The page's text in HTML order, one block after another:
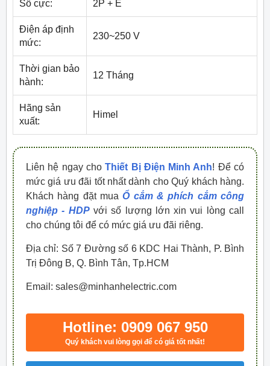
Số cực: 2P + E
Điện áp định
mức:
230~250 V
Thời gian bảo
hành:
12 Tháng
Hãng sản
xuất:
Himel
Liên hệ ngay choThiết Bị Điện Minh Anh! Để có
mức giá ưu đãi tốt nhất dành cho Quý khách hàng.
Khách hàng đặt muaỔ cắm & phích cắm công
nghiệp - HDP với số lượng lớn xin vui lòng call
cho chúng tôi để có mức giá ưu đãi riêng.
Địa chỉ: Số 7 Đường số 6 KDC Hai Thành, P. Bình
Trị Đông B, Q. Bình Tân, Tp.HCM
Email: sales@minhanhelectric.com
Hotline: 0909 067 950
Quý khách vui lòng gọi để có giá tốt nhất!